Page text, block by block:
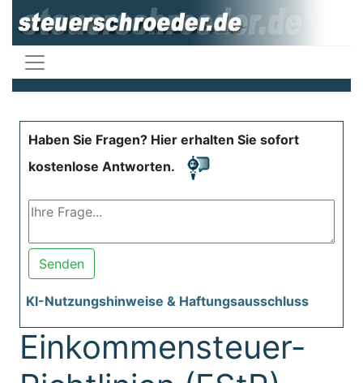
Haben Sie Fragen? Hier erhalten Sie sofort
kostenlose Antworten.
Senden
KI-Nutzungshinweise & Haftungsausschluss
Einkommensteuer-